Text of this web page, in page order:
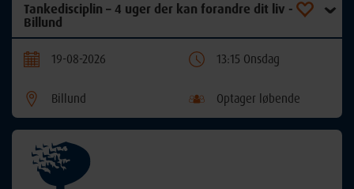
Tankedisciplin – 4 uger der kan forandre dit liv -
Billund
19-08-2026 13:15 Onsdag
Billund Optager løbende